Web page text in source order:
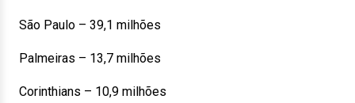
São Paulo – 39,1 milhões
Palmeiras – 13,7 milhões
Corinthians – 10,9 milhões